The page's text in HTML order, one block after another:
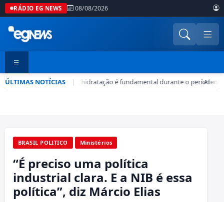
RÁDIO EG NEWS 08/08/2026
ÚLTIMAS NOTÍCIAS |
Seca no DF: hidratação é fundamental durante o período
•
BRASIL POLITICO Ministérios
“É preciso uma política
industrial clara. E a NIB é essa
política”, diz Márcio Elias